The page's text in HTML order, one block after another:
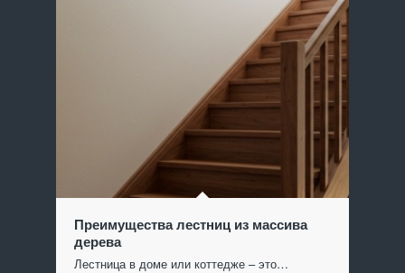
Преимущества лестниц из массива
дерева
Лестница в доме или коттедже – это…